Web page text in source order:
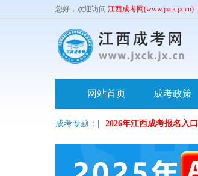
您好，欢迎访问 江西成考网(www.jxck.jx.cn)
网站首页 成考政策
成考专题： 2026年江西成考报名入口